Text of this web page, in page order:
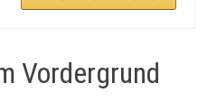
Vordergrund